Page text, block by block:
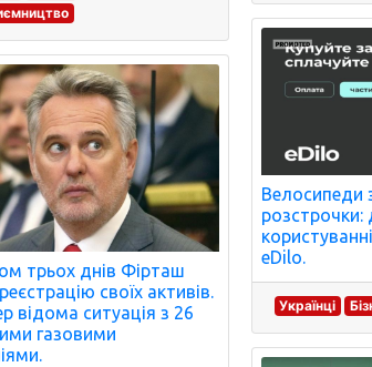
трьох днів Фірташ
своїх активів.
відома ситуація з 26
газовими
Велосипеди
розстрочки:
eDilo.
Українці